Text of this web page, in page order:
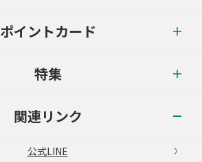
ポイントカード
特集
関連リンク
公式LINE